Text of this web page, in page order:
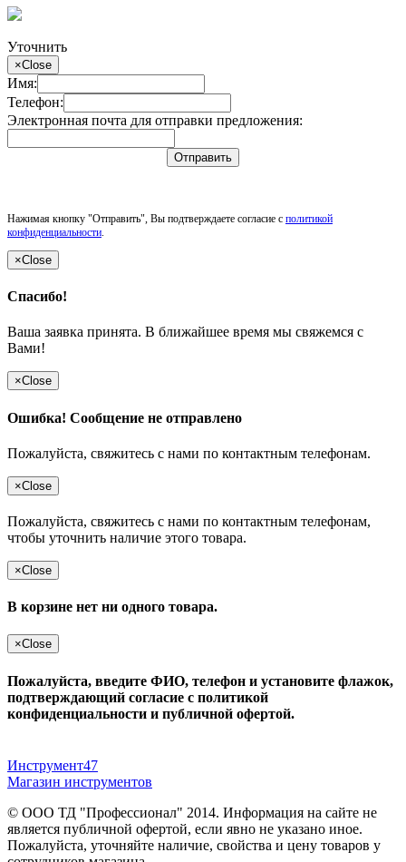
Уточнить
×Close
Имя:
Телефон:
Электронная почта для отправки предложения:
Отправить
Нажимая кнопку "Отправить", Вы подтверждаете согласие с политикой
конфиденциальности.
×Close
Спасибо!
Ваша заявка принята. В ближайшее время мы свяжемся с
Вами!
×Close
Ошибка! Сообщение не отправлено
Пожалуйста, свяжитесь с нами по контактным телефонам.
×Close
Пожалуйста, свяжитесь с нами по контактным телефонам,
чтобы уточнить наличие этого товара.
×Close
В корзине нет ни одного товара.
×Close
Пожалуйста, введите ФИО, телефон и установите флажок,
подтверждающий согласие с политикой
конфиденциальности и публичной офертой.
Инструмент47
Магазин инструментов
© ООО ТД "Профессионал" 2014. Информация на сайте не
является публичной офертой, если явно не указано иное.
Пожалуйста, уточняйте наличие, свойства и цену товаров у